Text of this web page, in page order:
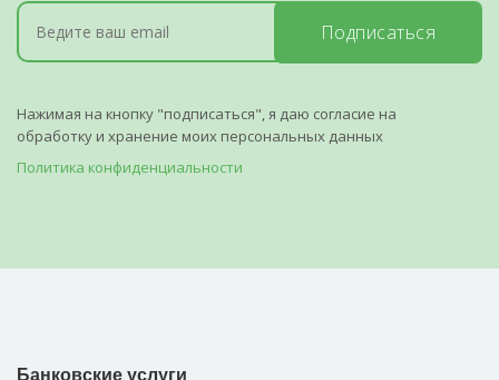
Подписаться
Нажимая на кнопку "подписаться", я даю согласие на
обработку и хранение моих персональных данных
Политика конфиденциальности
Банковские услуги